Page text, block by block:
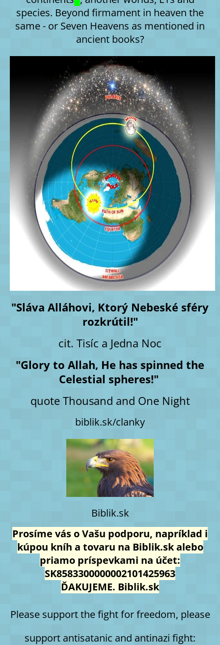
species. Beyond firmament in heaven the
same - or Seven Heavens as mentioned in
ancient books?
"Sláva Alláhovi, Ktorý Nebeské sféry
rozkrútil!"
cit. Tisíc a Jedna Noc
"Glory to Allah, He has spinned the
Celestial spheres!"
quote Thousand and One Night
biblik.sk/clanky
Biblik.sk
Prosíme vás o Vašu podporu, napríklad i
kúpou kníh a tovaru na Biblik.sk alebo
priamo príspevkami na účet:
SK8583300000002101425963
ĎAKUJEME. Biblik.sk
Please support the fight for freedom, please
support antisatanic and antinazi fight: